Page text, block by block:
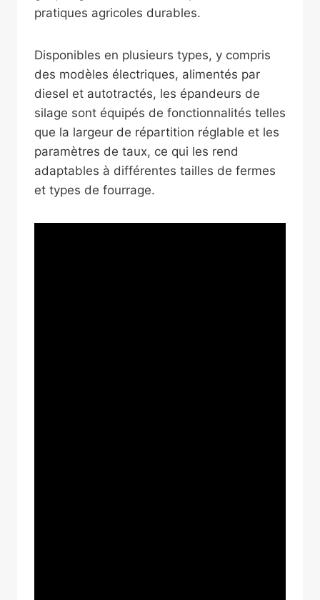
pratiques agricoles durables.
Disponibles en plusieurs types, y compris
des modèles électriques, alimentés par
diesel et autotractés, les épandeurs de
silage sont équipés de fonctionnalités telles
que la largeur de répartition réglable et les
paramètres de taux, ce qui les rend
adaptables à différentes tailles de fermes
et types de fourrage.